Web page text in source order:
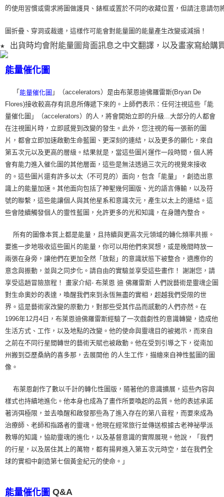
的使用習慣或需求將圖做護貝、錶框或置於不同的收藏位置，但請注意請勿
圖折疊、穿洞或裁邊，這樣作可能會對能量圖的能量產生改變或減損！
★ 出貨時均會附能量圖背面訊息之中文翻譯，以及畫家寫給購
能量催化圖
「 能量催化圖 」（accelerators）是由布萊恩迪佛羅雷斯(Bryan De
Flores)接收較高存有訊息所傳遞下來的。上師們表示：任何注視這些「能
量催化圖」（accelerators）的人，將會開始立即的升級...大部分的人都會
在注視圖片時，立即感覺到改變的發生。此外，您注視的每一張新的圖
片，都會立即加速啟動生命藍圖、更深刻的連結，以及更多的顯化，來自
第五次元以及更高的層級。結果就是，當這些圖片運作一段時間，個人將
會有能力進入催化圖的其他層面，這些是無法透過三次元的視覺來接收
的。這些圖片還有許多以太（不可見的）面向，包含「能量」，創造出意
識上的能量加速。其他面向包括了神聖幾何圖版、光的語言傳輸，以及符
號的聯繫，這些能讓個人與其他星系和意識次元，產生以太上的連結。這
些會陸續觸發個人的靈性藍圖，允許更多的光和知識，在身體內整合。
所有的圖像本質上都是能量，且持續與更高次元領域的轉化頻率共振。
要進一步地吸收這些圖片的能量，你可以用他們來冥想，或是晚間時放一
兩張在身旁，讓他們在更加全然「放鬆」的意識狀態下被整合，適應你的
意念與振動，並與之同步化。請自由的實驗並享受這些畫作！ 謝謝您，請
享受這趟冒險旅程！ 畫家介紹- 布萊恩 迪 佛羅雷斯 人們說藝術是靈魂企圖
對生命奧妙的表達，喚醒我們來到永恆無盡的實相，超越我們受限的世
界。這是藝術家改變的原動力，對那些受其作品而感動的人們亦然。在
1996年12月4日，布萊恩迪佛羅雷斯經驗了一次戲劇性的意識轉變，造成他
生活方式、工作，以及地點的改變。他的使命與靈魂目的被揭示，而來自
之前在不同行星間轉世的藝術天賦也被啟動。他在受到引導之下，從南加
州搬到亞歷桑納的喜多那，去展開他 的人生工作，描繪來自神性藍圖的圖
像。
布萊恩創作了數以千計的轉化性圖版，隨著他的意識擴展，這些內容與
樣式也持續地進化。他本身也成為了畫作所要喚起的品質。他的表述承諾
著消弭極限，並去喚醒和啟發那些為了進入存在的第八音程，而要來成為
治療師、老師和指路者的靈魂。他現在經常旅行並傳送根據古老神祕學派
教導的知識，協助靈魂的進化，以及基督意識的實際展現。他說，「我們
的行星，以及居住其上的萬物，都有揚昇進入第五次元時空，並在我們全
球的實相中創造第七個黃金紀元的使命。」
能量催化圖 Q&A